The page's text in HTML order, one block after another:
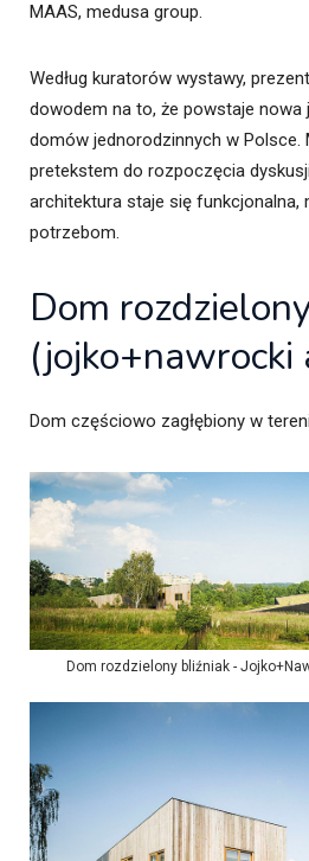
MAAS, medusa group.
Według kuratorów wystawy,
dowodem na to, że powstaje nowa
domów jednorodzinnych w Polsce.
pretekstem do rozpoczęcia
architektura staje się funkcjonalna,
potrzebom.
Dom
(jojko+nawrocki
Dom częściowo zagłębiony w
Dom rozdzielony bliźniak -